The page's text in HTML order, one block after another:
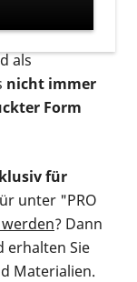
Variante
als
nicht immer
Form
für
unter "PRO
? Dann
erhalten Sie
Materialien.